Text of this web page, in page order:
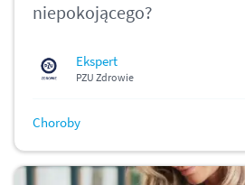
niepokojącego?
Ekspert
PZU Zdrowie
Choroby